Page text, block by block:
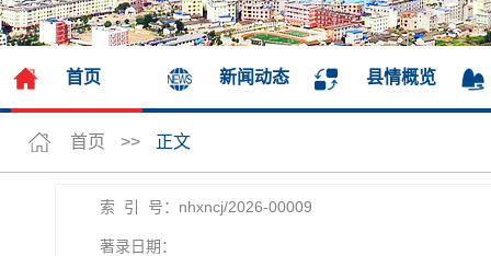
首页 新闻动态 县情概览
首页 >> 正文
索 引 号：nhxncj/2026-00009
著录日期：